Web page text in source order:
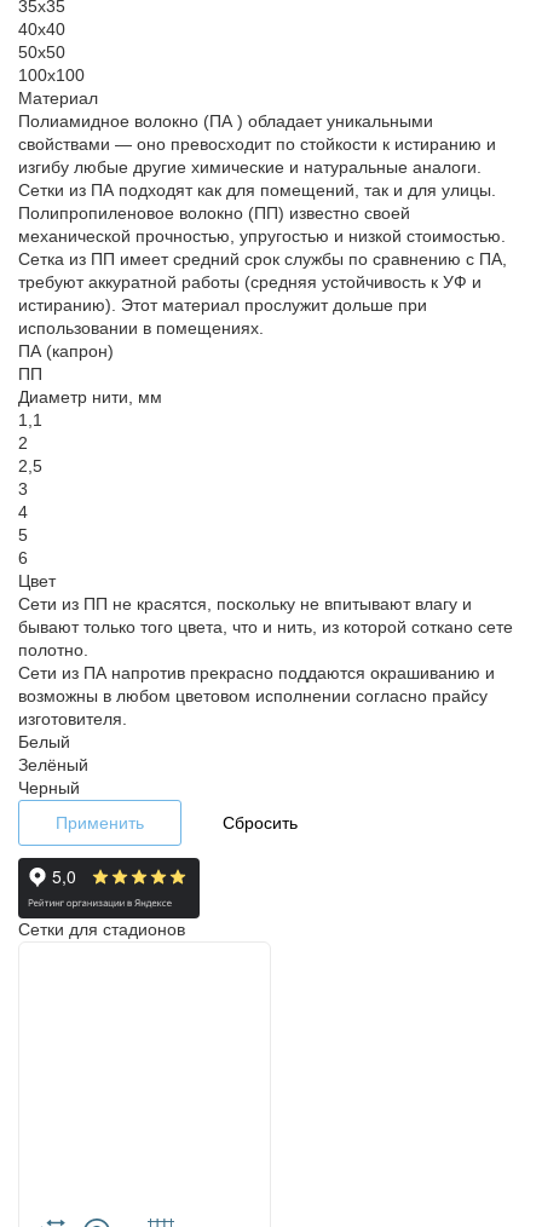
35х35
40х40
50х50
100х100
Материал
Полиамидное волокно (ПА ) обладает уникальными
свойствами — оно превосходит по стойкости к истиранию и
изгибу любые другие химические и натуральные аналоги.
Сетки из ПА подходят как для помещений, так и для улицы.
Полипропиленовое волокно (ПП) известно своей
механической прочностью, упругостью и низкой стоимостью.
Сетка из ПП имеет средний срок службы по сравнению с ПА,
требуют аккуратной работы (средняя устойчивость к УФ и
истиранию). Этот материал прослужит дольше при
использовании в помещениях.
ПА (капрон)
ПП
Диаметр нити, мм
1,1
2
2,5
3
4
5
6
Цвет
Сети из ПП не красятся, поскольку не впитывают влагу и
бывают только того цвета, что и нить, из которой соткано сете
полотно.
Сети из ПА напротив прекрасно поддаются окрашиванию и
возможны в любом цветовом исполнении согласно прайсу
изготовителя.
Белый
Зелёный
Черный
Применить
Сбросить
Сетки для стадионов